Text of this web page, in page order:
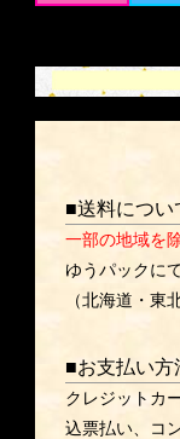
■送料につい
一部の地域を
ゆうパックに
（北海道・東
■お支払い方
クレジットカ
込票払い、コ